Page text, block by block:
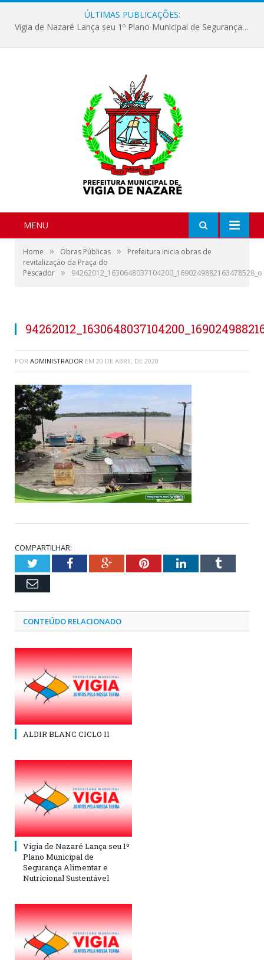
ÚLTIMAS PUBLICAÇÕES:
Vigia de Nazaré Lança seu 1º Plano Municipal de Segurança Alimentar e Nutricional Sustentável
MENU
Home » Obras Públicas »
Prefeitura inicia obras de
revitalização da Praça do
Pescador » 94262012_1630648037104200_1690249882163478528_o
POR ADMINISTRADOR EM 20 DE ABRIL DE 2020
COMPARTILHAR:
TwitterFacebookGoogle+PinterestLinkedInTumblr
Email
CONTEÚDO RELACIONADO
ALDIR BLANC CICLO II
Vigia de Nazaré Lança seu 1º
Plano Municipal de
Segurança Alimentar e
Nutricional Sustentável